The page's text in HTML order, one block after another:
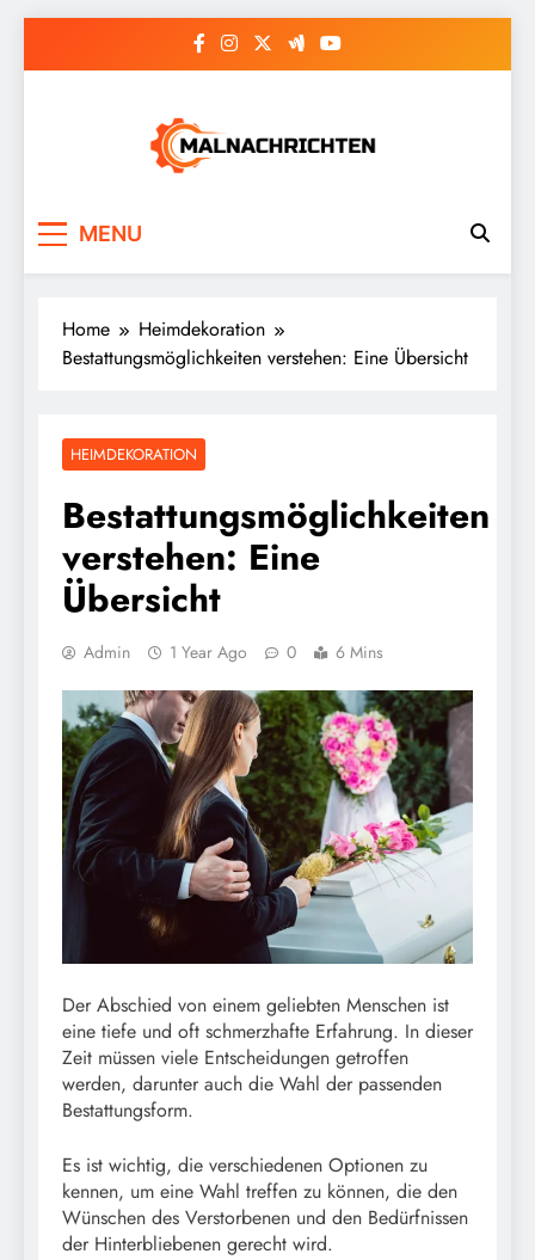
MENU
Home
Heimdekoration
Bestattungsmöglichkeiten verstehen: Eine Übersicht
HEIMDEKORATION
Bestattungsmöglichkeiten
verstehen: Eine
Übersicht
Admin 1 Year Ago 0 6 Mins
Der Abschied von einem geliebten Menschen ist
eine tiefe und oft schmerzhafte Erfahrung. In dieser
Zeit müssen viele Entscheidungen getroffen
werden, darunter auch die Wahl der passenden
Bestattungsform.
Es ist wichtig, die verschiedenen Optionen zu
kennen, um eine Wahl treffen zu können, die den
Wünschen des Verstorbenen und den Bedürfnissen
der Hinterbliebenen gerecht wird.